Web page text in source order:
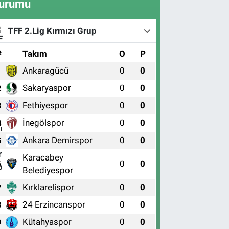
TFF 2.Lig Kırmızı Grup
Takım O P
Ankaragücü 0 0
Sakaryaspor 0 0
Fethiyespor 0 0
İnegölspor 0 0
Ankara Demirspor 0 0
Karacabey
Belediyespor
0 0
Kırklarelispor 0 0
24 Erzincanspor 0 0
Kütahyaspor 0 0